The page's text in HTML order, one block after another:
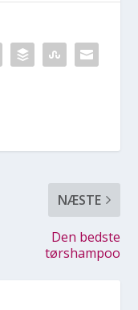
NÆSTE
Den bedste
tørshampoo